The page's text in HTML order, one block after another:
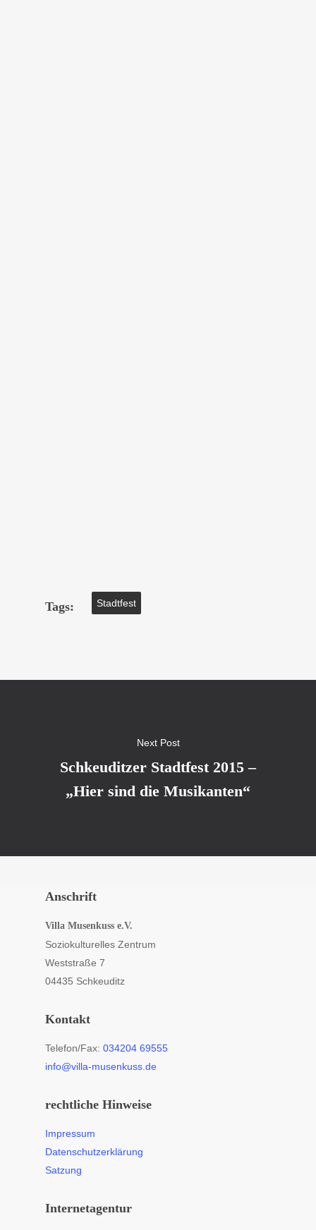
Tags: Stadtfest
Next Post
Schkeuditzer Stadtfest 2015 –
„Hier sind die Musikanten“
Anschrift
Villa Musenkuss e.V.
Soziokulturelles Zentrum
Weststraße 7
04435 Schkeuditz
Kontakt
Telefon/Fax: 034204 69555
info@villa-musenkuss.de
rechtliche Hinweise
Impressum
Datenschutzerklärung
Satzung
Internetagentur